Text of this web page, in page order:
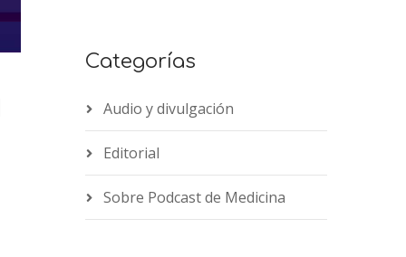
Categorías
Audio y divulgación
Editorial
Sobre Podcast de Medicina